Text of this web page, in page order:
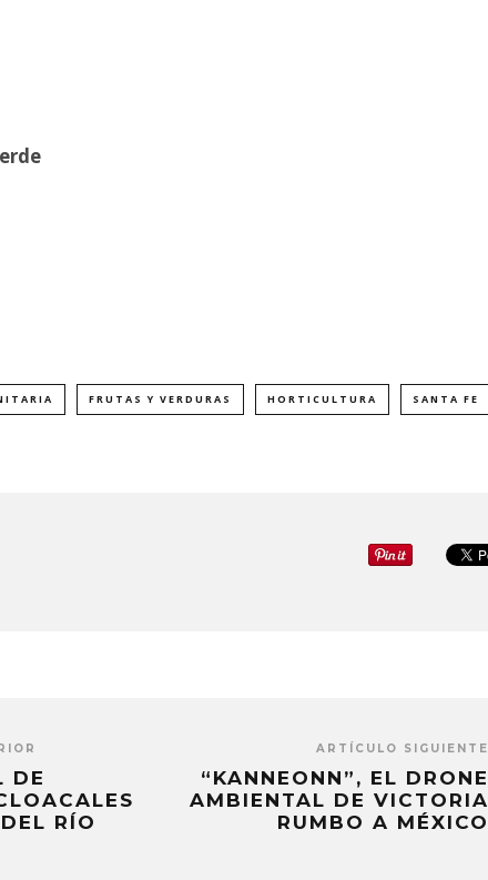
FRUTAS Y VERDURAS HORTICULTURA SANTA FE
DE
RÍO
ARTÍCULO SIGUIENTE
“KANNEONN”, EL DRONE
AMBIENTAL DE VICTORIA
RUMBO A MÉXICO